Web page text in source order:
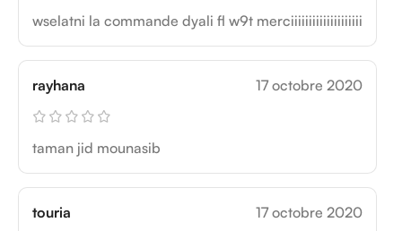
wselatni la commande dyali fl w9t merciiiiiiiiiiiiiiiiiiii
rayhana 17 octobre 2020
taman jid mounasib
touria 17 octobre 2020